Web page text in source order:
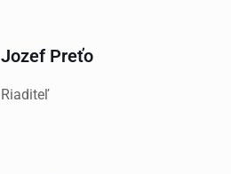
Jozef Preťo
Riaditeľ